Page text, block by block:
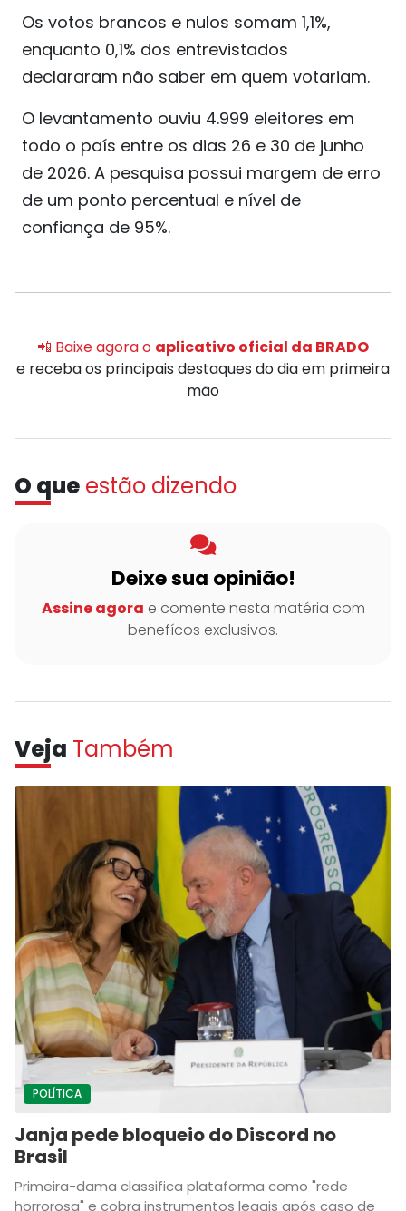
Os votos brancos e nulos somam 1,1%,
enquanto 0,1% dos entrevistados
declararam não saber em quem votariam.
O levantamento ouviu 4.999 eleitores em
todo o país entre os dias 26 e 30 de junho
de 2026. A pesquisa possui margem de erro
de um ponto percentual e nível de
confiança de 95%.
📲 Baixe agora o aplicativo oficial da BRADO
e receba os principais destaques do dia em primeira
mão
O que estão dizendo
Deixe sua opinião!
Assine agora e comente nesta matéria com
benefícos exclusivos.
Veja Também
POLÍTICA
Janja pede bloqueio do Discord no
Brasil
Primeira-dama classifica plataforma como "rede
horrorosa" e cobra instrumentos legais após caso de